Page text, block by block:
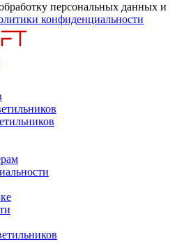
персональных данных и
конфиденциальности